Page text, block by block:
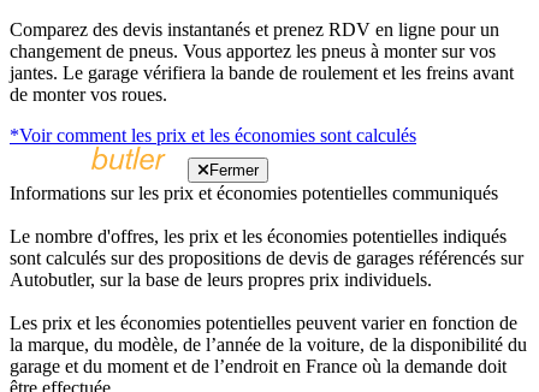
Comparez des devis instantanés et prenez RDV en ligne pour un
changement de pneus. Vous apportez les pneus à monter sur vos
jantes. Le garage vérifiera la bande de roulement et les freins avant
de monter vos roues.
*Voir comment les prix et les économies sont calculés
Fermer
Informations sur les prix et économies potentielles communiqués
Le nombre d'offres, les prix et les économies potentielles indiqués
sont calculés sur des propositions de devis de garages référencés sur
Autobutler, sur la base de leurs propres prix individuels.
Les prix et les économies potentielles peuvent varier en fonction de
la marque, du modèle, de l’année de la voiture, de la disponibilité du
garage et du moment et de l’endroit en France où la demande doit
être effectuée.